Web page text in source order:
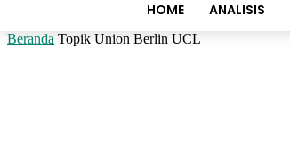
HOME ANALISIS
Beranda Topik Union Berlin UCL